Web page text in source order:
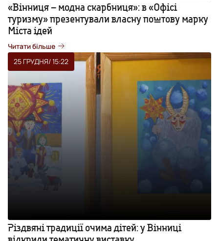
«Вінниця – модна скарбниця»: в «Офісі
туризму» презентували власну поштову марку
Міста ідей
Читати більше
25 ГРУДНЯ/ 15:22
Різдвяні традиції очима дітей: у Вінниці